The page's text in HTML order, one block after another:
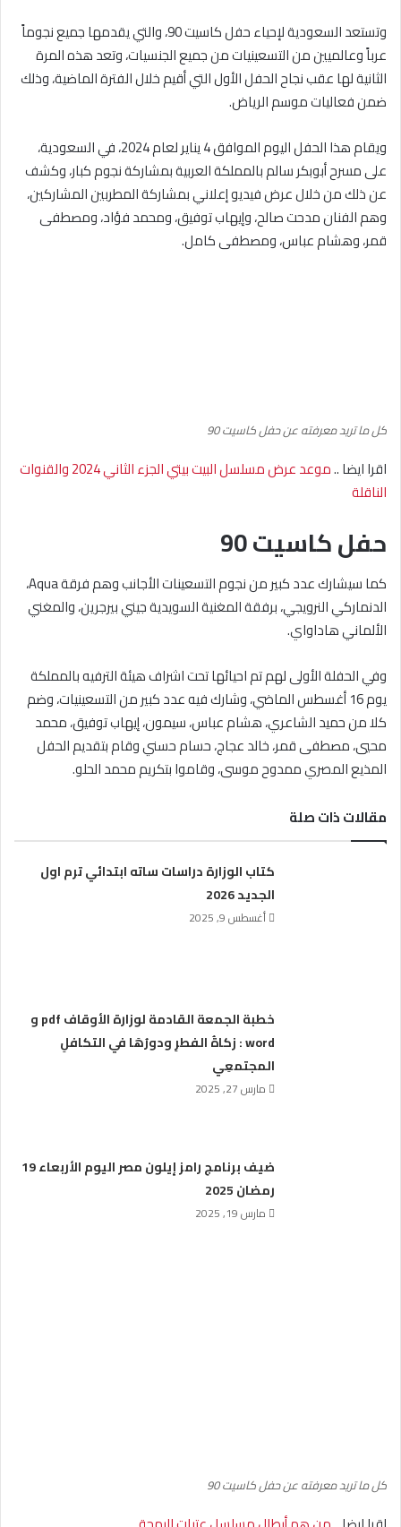
وتستعد السعودية لإحياء حفل كاسيت 90، والتي يقدمها جميع نجوماً
عرباً وعالميين من التسعينيات من جميع الجنسيات، وتعد هذه المرة
الثانية لها عقب نجاح الحفل الأول التي أقيم خلال الفترة الماضية، وذلك
ضمن فعاليات موسم الرياض.
ويقام هذا الحفل اليوم الموافق 4 يناير لعام 2024، في السعودية،
على مسرح أبوبكر سالم بالمملكة العربية بمشاركة نجوم كبار، وكشف
عن ذلك من خلال عرض فيديو إعلاني بمشاركة المطربين المشاركين،
وهم الفنان مدحت صالح، وإيهاب توفيق، ومحمد فؤاد، ومصطفى
قمر، وهشام عباس، ومصطفى كامل.
كل ما تريد معرفته عن حفل كاسيت 90
اقرا ايضا ..
موعد عرض مسلسل البيت بيتي الجزء الثاني 2024 والقنوات
الناقلة
حفل كاسيت 90
كما سيشارك عدد كبير من نجوم التسعينات الأجانب وهم فرقة Aqua،
الدنماركي النرويجي، برفقة المغنية السويدية جيني بيرجرين، والمغني
الألماني هاداواي.
وفي الحفلة الأولى لهم تم احيائها تحت اشراف هيئة الترفيه بالمملكة
يوم 16 أغسطس الماضي، وشارك فيه عدد كبير من التسعينيات، وضم
كلا من حميد الشاعري، هشام عباس، سيمون، إيهاب توفيق، محمد
محيي، مصطفى قمر، خالد عجاج، حسام حسني وقام بتقديم الحفل
المذيع المصري ممدوح موسى، وقاموا بتكريم محمد الحلو.
مقالات ذات صلة
كتاب الوزارة دراسات ساته ابتدائي ترم اول
الجديد 2026
أغسطس 9, 2025
خطبة الجمعة القادمة لوزارة الأوقاف pdf و
word : زكاةُ الفطرِ ودورُهَا في التكافلِ
المجتمعِي
مارس 27, 2025
ضيف برنامج رامز إيلون مصر اليوم الأربعاء 19
رمضان 2025
مارس 19, 2025
كل ما تريد معرفته عن حفل كاسيت 90